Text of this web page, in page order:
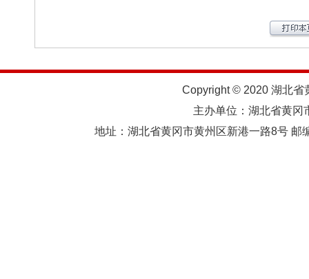
Copyright © 2020 湖北省
主办单位：湖北省黄
地址：湖北省黄冈市黄州区新港一路8号